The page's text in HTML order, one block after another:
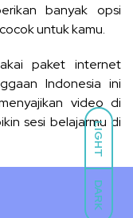
LIGHT
DARK
banyak opsi
untuk kamu.
paket internet
Indonesia ini
video di
sesi belajarmu di